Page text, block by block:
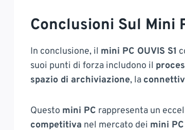
Conclusioni Sul Mini
In conclusione, il mini PC OUVIS S1
suoi punti di forza includono il
spazio di archiviazione, la
Questo mini PC rappresenta un
competitiva nel mercato dei mini PC